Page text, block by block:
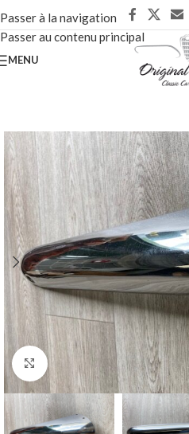
Passer à la navigation
Passer au contenu principal
MENU
Cliquez pour agrandir